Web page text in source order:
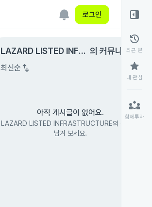
로그인
LAZARD LISTED INFRA
STRUCTURE
의 커뮤니티expand_circle_right
최신순 swap_vert
아직 게시글이 없어요.
LAZARD LISTED INFRASTRUCTURE의 첫 글을
남겨 보세요.
right_panel_open
history
최근 본
star
내 관심
partner_exchange
함께투자